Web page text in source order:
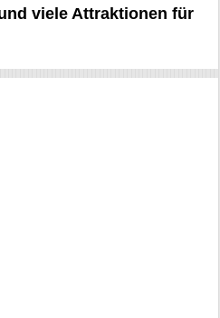
viele Attraktionen für